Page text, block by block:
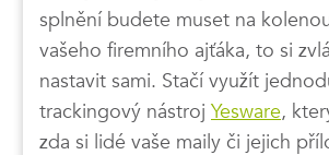
splnění budete muset na
vašeho firemního ajťáka, to si
nastavit sami. Stačí využít
trackingový nástroj Yesware,
zda si lidé vaše maily či jejich